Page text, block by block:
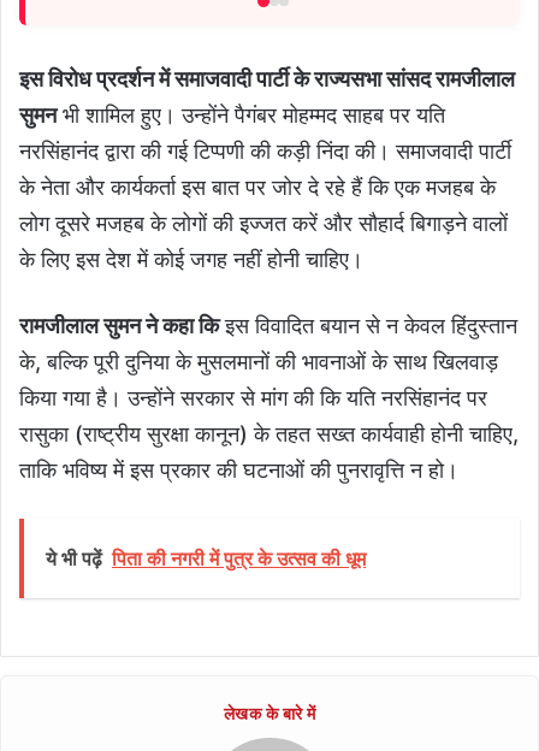
इस विरोध प्रदर्शन में समाजवादी पार्टी के राज्यसभा सांसद रामजीलाल
सुमनभी शामिल हुए। उन्होंने पैगंबर मोहम्मद साहब पर यति
नरसिंहानंद द्वारा की गई टिप्पणी की कड़ी निंदा की। समाजवादी पार्टी
के नेता और कार्यकर्ता इस बात पर जोर दे रहे हैं कि एक मजहब के
लोग दूसरे मजहब के लोगों की इज्जत करें और सौहार्द बिगाड़ने वालों
के लिए इस देश में कोई जगह नहीं होनी चाहिए।
रामजीलाल सुमन ने कहा किइस विवादित बयान से न केवल हिंदुस्तान
के, बल्कि पूरी दुनिया के मुसलमानों की भावनाओं के साथ खिलवाड़
किया गया है। उन्होंने सरकार से मांग की कि यति नरसिंहानंद पर
रासुका (राष्ट्रीय सुरक्षा कानून) के तहत सख्त कार्यवाही होनी चाहिए,
ताकि भविष्य में इस प्रकार की घटनाओं की पुनरावृत्ति न हो।
ये भी पढ़ें पिता की नगरी में पुत्र के उत्सव की धूम